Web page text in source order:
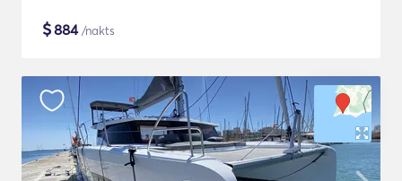
$884/nakts